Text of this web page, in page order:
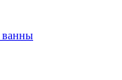
ванны